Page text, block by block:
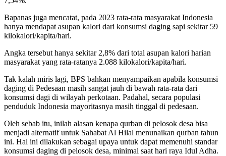
Bapanas juga mencatat, pada 2023 rata-rata masyarakat Indonesia
hanya mendapat asupan kalori dari konsumsi daging sapi sekitar 59
kilokalori/kapita/hari.
Angka tersebut hanya sekitar 2,8% dari total asupan kalori harian
masyarakat yang rata-ratanya 2.088 kilokalori/kapita/hari.
Tak kalah miris lagi, BPS bahkan menyampaikan apabila konsumsi
daging di Pedesaan masih sangat jauh di bawah rata-rata dari
konsumsi dagi di wilayah perkotaan. Padahal, secara populasi
penduduk Indonesia mayoritasnya masih tinggal di pedesaan.
Oleh sebab itu, inilah alasan kenapa qurban di pelosok desa bisa
menjadi alternatif untuk Sahabat Al Hilal menunaikan qurban tahun
ini. Hal ini dilakukan sebagai upaya untuk dapat memenuhi standar
konsumsi daging di pelosok desa, minimal saat hari raya Idul Adha.